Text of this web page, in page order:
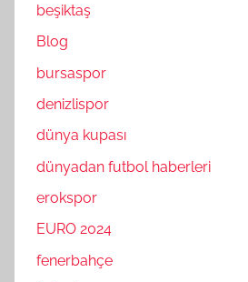
beşiktaş
Blog
bursaspor
denizlispor
dünya kupası
dünyadan futbol haberleri
erokspor
EURO 2024
fenerbahçe